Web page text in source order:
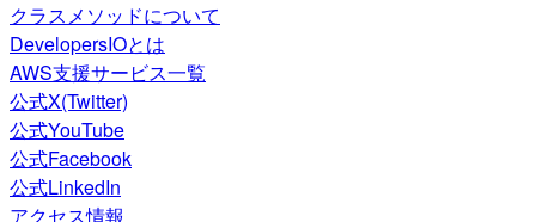
クラスメソッドについて
DevelopersIOとは
AWS支援サービス一覧
公式X(Twitter)
公式YouTube
公式Facebook
公式LinkedIn
アクセス情報